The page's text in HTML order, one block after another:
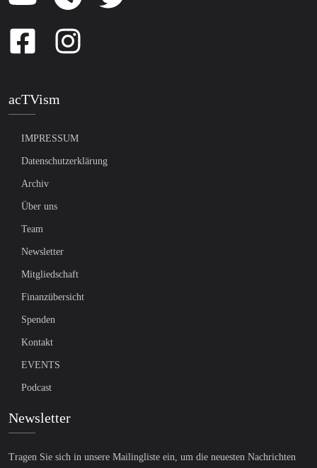
acTVism
IMPRESSUM
Datenschutzerklärung
Archiv
Über uns
Team
Newsletter
Mitgliedschaft
Finanzübersicht
Spenden
Kontakt
EVENTS
Podcast
Newsletter
Tragen Sie sich in unsere Mailingliste ein, um die neuesten Nachrichten